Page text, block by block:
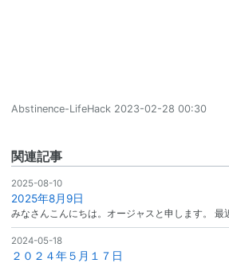
Abstinence-LifeHack 2023-02-28 00:30
関連記事
2025-08-10
2025年8月9日
みなさんこんにちは。オージャスと申します。
2024-05-18
２０２４年５月１７日